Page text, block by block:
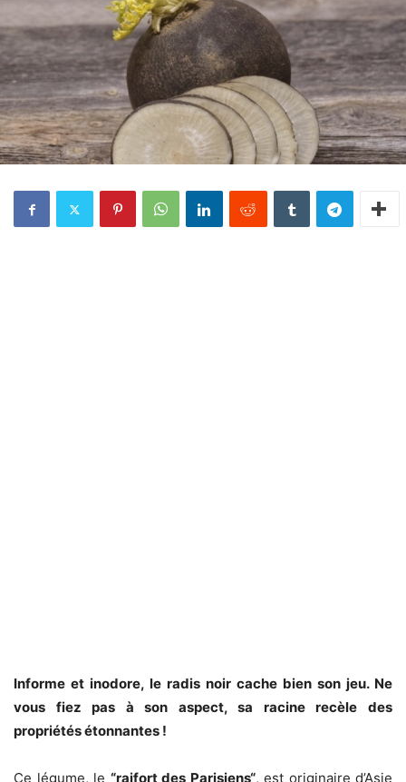
Informe et inodore, le radis noir cache bien son jeu. Ne
vous fiez pas à son aspect, sa racine recèle des
propriétés étonnantes !
Ce légume, le “raifort des Parisiens“, est originaire d’Asie